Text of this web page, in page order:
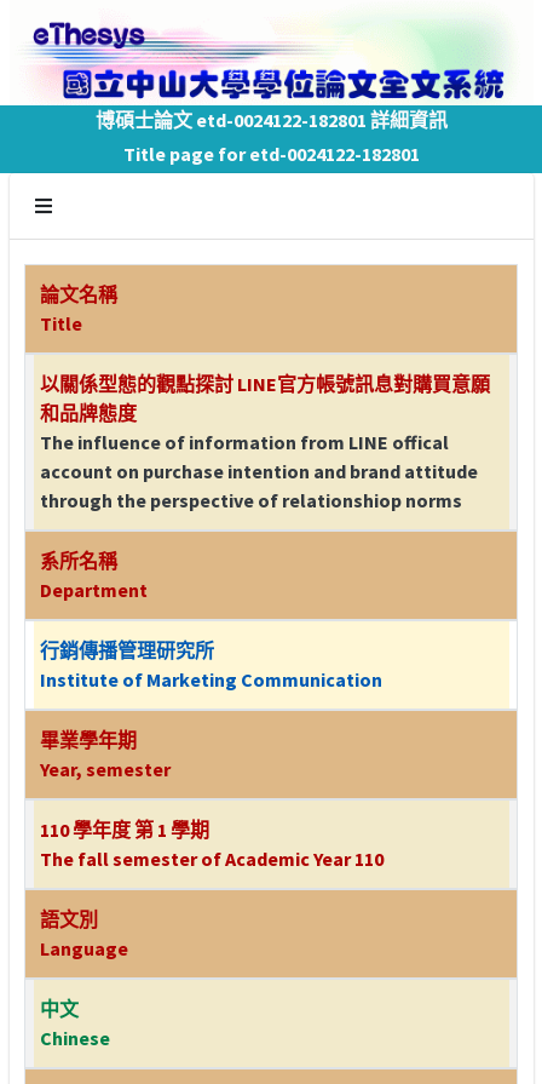
博碩士論文 etd-0024122-182801 詳細資訊
Title page for etd-0024122-182801
論文名稱
Title
以關係型態的觀點探討 LINE官方帳號訊息對購買意願
和品牌態度
The influence of information from LINE offical
account on purchase intention and brand attitude
through the perspective of relationshiop norms
系所名稱
Department
行銷傳播管理研究所
Institute of Marketing Communication
畢業學年期
Year, semester
110 學年度 第 1 學期
The fall semester of Academic Year 110
語文別
Language
中文
Chinese